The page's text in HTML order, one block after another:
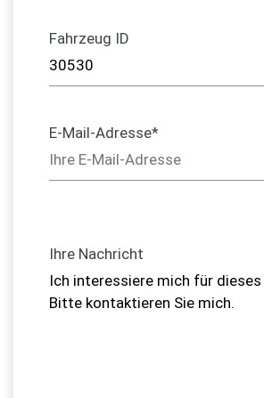
Fahrzeug ID
E-Mail-Adresse*
Ihre Nachricht